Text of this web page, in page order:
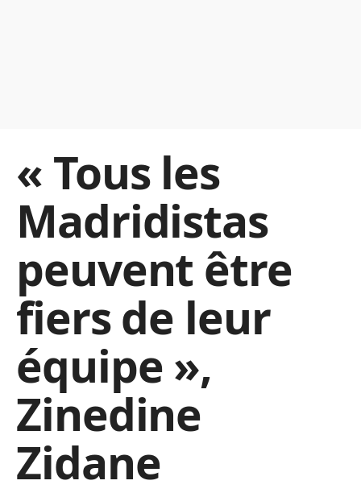
« Tous les
Madridistas
peuvent être
fiers de leur
équipe »,
Zinedine
Zidane